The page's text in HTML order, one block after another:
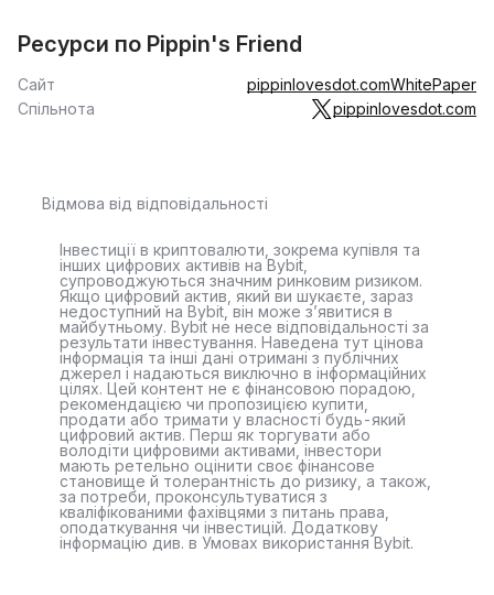
Ресурси по Pippin's Friend
Сайт pippinlovesdot.comWhitePaper
Спільнота
pippinlovesdot.com
Відмова від відповідальності
Інвестиції в криптовалюти, зокрема купівля та
інших цифрових активів на Bybit,
супроводжуються значним ринковим ризиком.
Якщо цифровий актив, який ви шукаєте, зараз
недоступний на Bybit, він може з’явитися в
майбутньому. Bybit не несе відповідальності за
результати інвестування. Наведена тут цінова
інформація та інші дані отримані з публічних
джерел і надаються виключно в інформаційних
цілях. Цей контент не є фінансовою порадою,
рекомендацією чи пропозицією купити,
продати або тримати у власності будь-який
цифровий актив. Перш як торгувати або
володіти цифровими активами, інвестори
мають ретельно оцінити своє фінансове
становище й толерантність до ризику, а також,
за потреби, проконсультуватися з
кваліфікованими фахівцями з питань права,
оподаткування чи інвестицій. Додаткову
інформацію див. в Умовах використання Bybit.